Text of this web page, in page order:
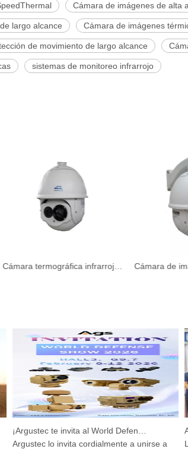
Cámara de imágenes de alta
largo alcance Cámara de imágenes
de movimiento de largo alcance
sistemas de monitoreo infrarrojo
Cámara termográfica infrarroja de alta velocidad para aeropuerto Cámara para piscifactorías
¡Argustec te invita al World Defense Show 2026!
Argustec lo invita cordialmente a unirse a
La